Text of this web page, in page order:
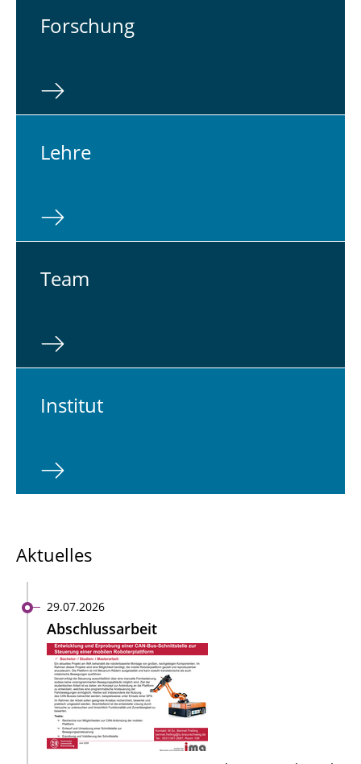
For­schung
Lehre
Team
In­sti­tut
Aktuelles
29.07.2026
Abschlussarbeit